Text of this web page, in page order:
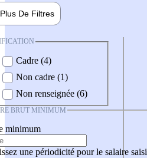
Plus De Filtres
Cadre (4)
Non cadre (1)
Non renseignée (6)
BRUT MINIMUM
minimum
une périodicité pour le salaire saisi